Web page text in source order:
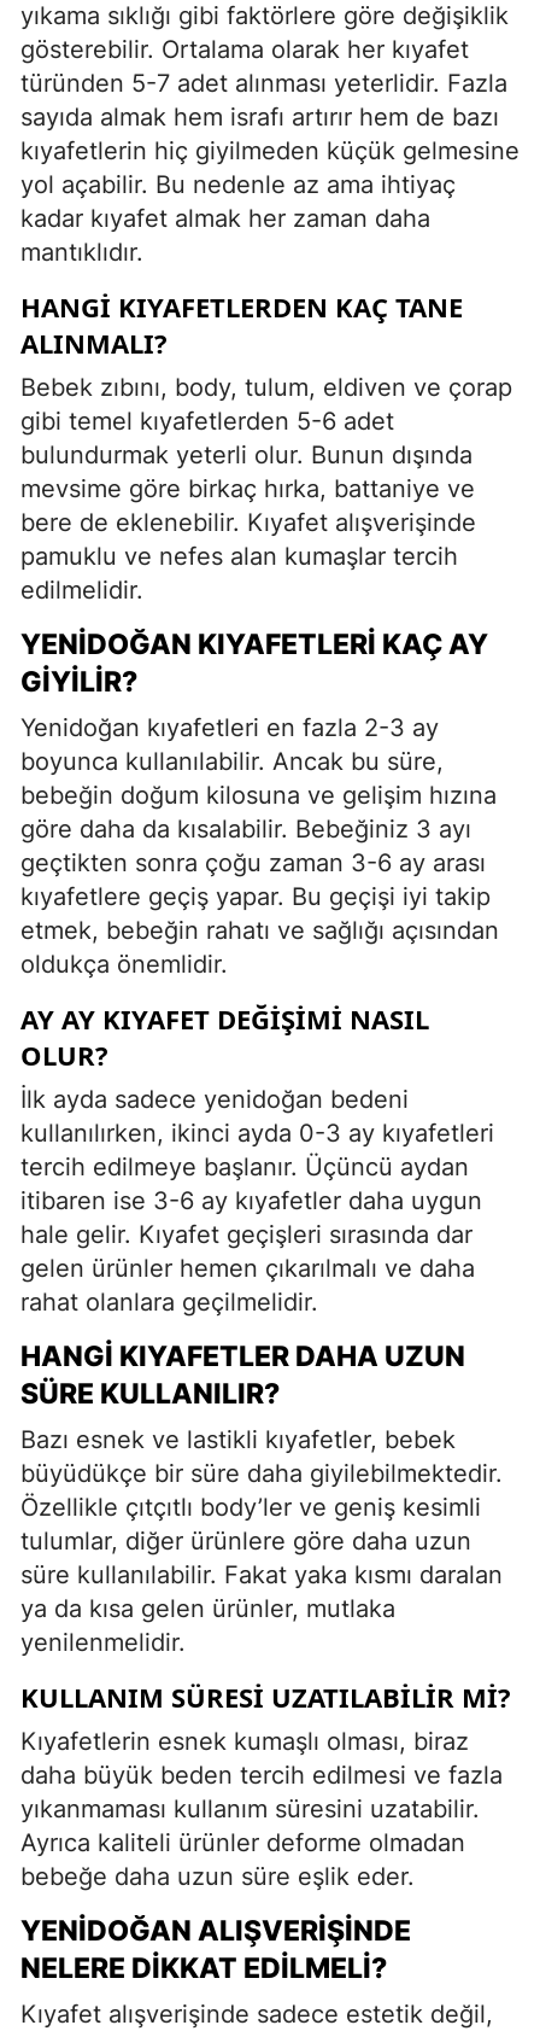
yıkama sıklığı gibi faktörlere göre değişiklik
gösterebilir. Ortalama olarak her kıyafet
türünden 5-7 adet alınması yeterlidir. Fazla
sayıda almak hem israfı artırır hem de bazı
kıyafetlerin hiç giyilmeden küçük gelmesine
yol açabilir. Bu nedenle az ama ihtiyaç
kadar kıyafet almak her zaman daha
mantıklıdır.
HANGI KIYAFETLERDEN KAÇ TANE
ALINMALI?
Bebek zıbını, body, tulum, eldiven ve çorap
gibi temel kıyafetlerden 5-6 adet
bulundurmak yeterli olur. Bunun dışında
mevsime göre birkaç hırka, battaniye ve
bere de eklenebilir. Kıyafet alışverişinde
pamuklu ve nefes alan kumaşlar tercih
edilmelidir.
YENIDOĞAN KIYAFETLERI KAÇ AY
GIYILIR?
Yenidoğan kıyafetleri en fazla 2-3 ay
boyunca kullanılabilir. Ancak bu süre,
bebeğin doğum kilosuna ve gelişim hızına
göre daha da kısalabilir. Bebeğiniz 3 ayı
geçtikten sonra çoğu zaman 3-6 ay arası
kıyafetlere geçiş yapar. Bu geçişi iyi takip
etmek, bebeğin rahatı ve sağlığı açısından
oldukça önemlidir.
AY AY KIYAFET DEĞIŞIMI NASIL
OLUR?
İlk ayda sadece yenidoğan bedeni
kullanılırken, ikinci ayda 0-3 ay kıyafetleri
tercih edilmeye başlanır. Üçüncü aydan
itibaren ise 3-6 ay kıyafetler daha uygun
hale gelir. Kıyafet geçişleri sırasında dar
gelen ürünler hemen çıkarılmalı ve daha
rahat olanlara geçilmelidir.
HANGI KIYAFETLER DAHA UZUN
SÜRE KULLANILIR?
Bazı esnek ve lastikli kıyafetler, bebek
büyüdükçe bir süre daha giyilebilmektedir.
Özellikle çıtçıtlı body’ler ve geniş kesimli
tulumlar, diğer ürünlere göre daha uzun
süre kullanılabilir. Fakat yaka kısmı daralan
ya da kısa gelen ürünler, mutlaka
yenilenmelidir.
KULLANIM SÜRESI UZATILABILIR MI?
Kıyafetlerin esnek kumaşlı olması, biraz
daha büyük beden tercih edilmesi ve fazla
yıkanmaması kullanım süresini uzatabilir.
Ayrıca kaliteli ürünler deforme olmadan
bebeğe daha uzun süre eşlik eder.
YENIDOĞAN ALIŞVERIŞINDE
NELERE DIKKAT EDILMELI?
Kıyafet alışverişinde sadece estetik değil,